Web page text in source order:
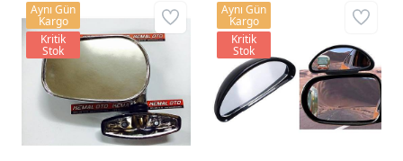
Aynı Gün
Kargo
Kritik
Stok
Aynı Gün
Kargo
Kritik
Stok